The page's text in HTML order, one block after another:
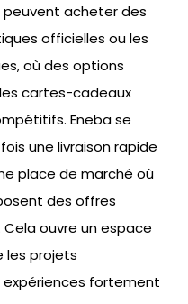
peuvent acheter des
officielles ou les
où des options
cartes-cadeaux
Eneba se
une livraison rapide
place de marché où
des offres
ouvre un espace
les projets
expériences fortement